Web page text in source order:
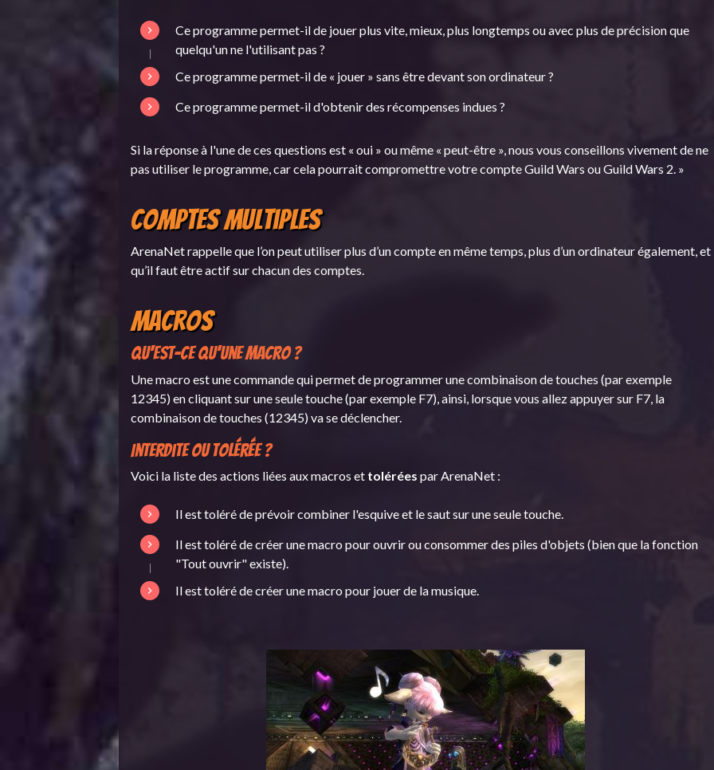
Ce programme permet-il de jouer plus vite, mieux, plus longtemps ou avec plus de précision que
quelqu'un ne l'utilisant pas ?
Ce programme permet-il de « jouer » sans être devant son ordinateur ?
Ce programme permet-il d'obtenir des récompenses indues ?
Si la réponse à l'une de ces questions est « oui » ou même « peut-être », nous vous conseillons vivement de ne
pas utiliser le programme, car cela pourrait compromettre votre compte Guild Wars ou Guild Wars 2. »
Comptes multiples
ArenaNet rappelle que l’on peut utiliser plus d’un compte en même temps, plus d’un ordinateur également, et
qu’il faut être actif sur chacun des comptes.
Macros
Qu'est-ce qu'une macro ?
Une macro est une commande qui permet de programmer une combinaison de touches (par exemple
12345) en cliquant sur une seule touche (par exemple F7), ainsi, lorsque vous allez appuyer sur F7, la
combinaison de touches (12345) va se déclencher.
Interdite ou tolérée ?
Voici la liste des actions liées aux macros et tolérées par ArenaNet :
Il est toléré de prévoir combiner l'esquive et le saut sur une seule touche.
Il est toléré de créer une macro pour ouvrir ou consommer des piles d'objets (bien que la fonction
"Tout ouvrir" existe).
Il est toléré de créer une macro pour jouer de la musique.